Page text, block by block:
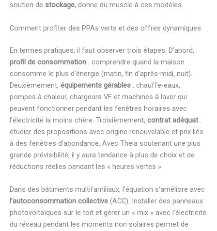
soutien de stockage, donne du muscle à ces modèles.
Comment profiter des PPAs verts et des offres dynamiques
En termes pratiques, il faut observer trois étapes. D’abord,
profil de consommation : comprendre quand la maison
consomme le plus d’énergie (matin, fin d’après-midi, nuit).
Deuxièmement, équipements gérables : chauffe-eaux,
pompes à chaleur, chargeurs VE et machines à laver qui
peuvent fonctionner pendant les fenêtres horaires avec
l’électricité la moins chère. Troisièmement, contrat adéquat :
étudier des propositions avec origine renouvelable et prix liés
à des fenêtres d’abondance. Avec Theia soutenant une plus
grande prévisibilité, il y aura tendance à plus de choix et de
réductions réelles pendant les « heures vertes ».
Dans des bâtiments multifamiliaux, l’équation s’améliore avec
l’autoconsommation collective (ACC). Installer des panneaux
photovoltaïques sur le toit et gérer un « mix » avec l’électricité
du réseau pendant les moments non solaires permet de